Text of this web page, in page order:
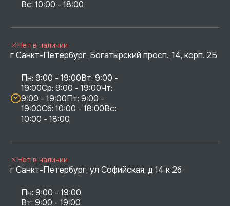
г Санкт-Петербург, Богатырский просп., 14, корп. 2Б
Пн: 9:00 - 19:00Вт: 9:00 -
19:00Ср: 9:00 - 19:00Чт:
9:00 - 19:00Пт: 9:00 -
19:00Сб: 10:00 - 18:00Вс:
10:00 - 18:00
Нет в наличии
г Санкт-Петербург, ул Софийская, д 14 к 2б
Пн: 9:00 - 19:00
Вт: 9:00 - 19:00
Нет в наличии